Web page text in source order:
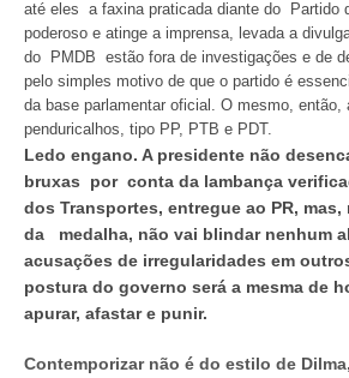
até eles a faxina praticada diante do Partido
poderoso e atinge a imprensa, levada a
do PMDB estão fora de investigações e de
pelo simples motivo de que o partido é
da base parlamentar oficial. O mesmo,
penduricalhos, tipo PP, PTB e PDT.
Ledo engano. A presidente não
bruxas por conta da lambança
dos Transportes, entregue ao PR, mas,
da medalha, não vai blindar nenhum
acusações de irregularidades em
postura do governo será a mesma de
apurar, afastar e punir.
Contemporizar não é do estilo de